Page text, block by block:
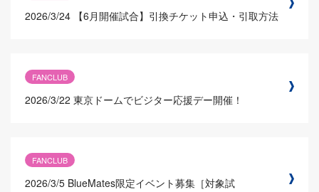
2026/3/24 【6月開催試合】引換チケット申込・引取方法
FANCLUB
2026/3/22 東京ドームでビジター応援デー開催！
FANCLUB
2026/3/5 BlueMates限定イベント募集［対象試